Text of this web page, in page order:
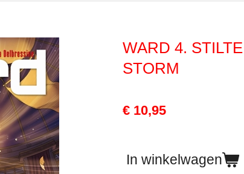
WARD 4.
STORM
€ 10,95
In winkelwagen